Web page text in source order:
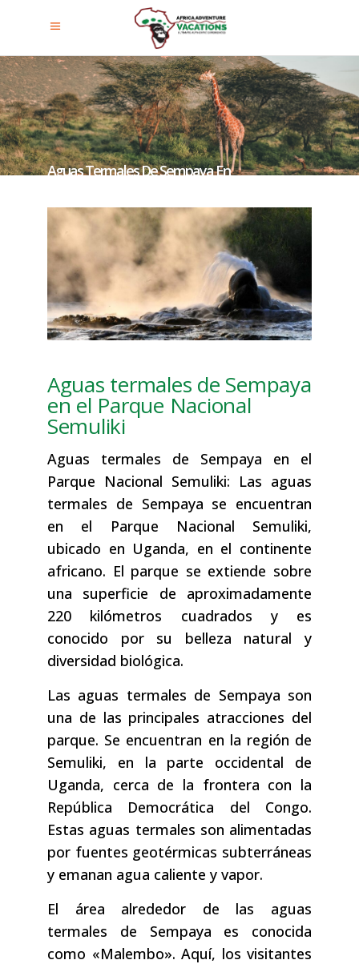
Aguas Termales De Sempaya En
El Parque Nacional Semuliki
Aguas termales de Sempaya
en el Parque Nacional
Semuliki
Aguas termales de Sempaya en el
Parque Nacional Semuliki: Las aguas
termales de Sempaya se encuentran
en el Parque Nacional Semuliki,
ubicado en Uganda, en el continente
africano. El parque se extiende sobre
una superficie de aproximadamente
220 kilómetros cuadrados y es
conocido por su belleza natural y
diversidad biológica.
Las aguas termales de Sempaya son
una de las principales atracciones del
parque. Se encuentran en la región de
Semuliki, en la parte occidental de
Uganda, cerca de la frontera con la
República Democrática del Congo.
Estas aguas termales son alimentadas
por fuentes geotérmicas subterráneas
y emanan agua caliente y vapor.
El área alrededor de las aguas
termales de Sempaya es conocida
como «Malembo». Aquí, los visitantes